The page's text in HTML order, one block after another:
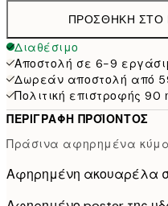
ΠΡΟΣΘΉΚΗ ΣΤΟ
Διαθέσιμο
Αποστολή σε 6-9
Δωρεάν αποστολή από
Πολιτική επιστροφής
ΠΕΡΙΓΡΑΦΉ ΠΡΟΪΌΝΤΟΣ
Πράσινα αφηρημένα
Αφηρημένη ακουαρέλα